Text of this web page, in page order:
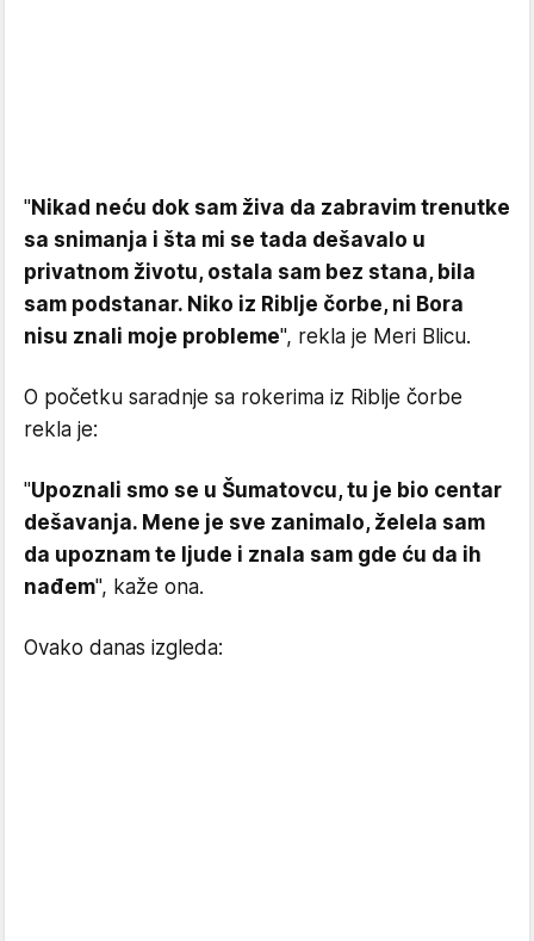
"Nikad neću dok sam živa da zabravim trenutke
sa snimanja i šta mi se tada dešavalo u
privatnom životu, ostala sam bez stana, bila
sam podstanar. Niko iz Riblje čorbe, ni Bora
nisu znali moje probleme", rekla je Meri Blicu.
O početku saradnje sa rokerima iz Riblje čorbe
rekla je:
"Upoznali smo se u Šumatovcu, tu je bio centar
dešavanja. Mene je sve zanimalo, želela sam
da upoznam te ljude i znala sam gde ću da ih
nađem", kaže ona.
Ovako danas izgleda: